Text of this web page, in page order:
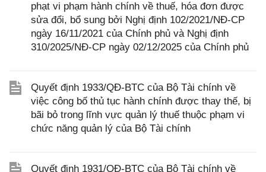
phạt vi phạm hành chính về thuế, hóa đơn được
sửa đổi, bổ sung bởi Nghị định 102/2021/NĐ-CP
ngày 16/11/2021 của Chính phủ và Nghị định
310/2025/NĐ-CP ngày 02/12/2025 của Chính phủ
Quyết định 1933/QĐ-BTC của Bộ Tài chính về
việc công bố thủ tục hành chính được thay thế, bị
bãi bỏ trong lĩnh vực quản lý thuế thuộc phạm vi
chức năng quản lý của Bộ Tài chính
Quyết định 1931/QĐ-BTC của Bộ Tài chính về